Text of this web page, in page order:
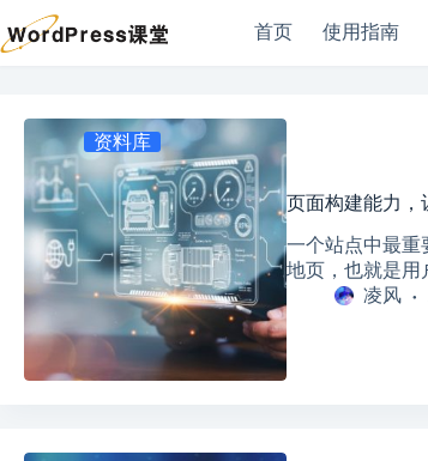
过
Shopping
购物
车里
没有
产
品。
用户名或邮箱地址
密码
记住我 忘记密码？
登录
电子邮件
首页 使用指南
资料库
页面构建能力，
一个站点中最
地页，也就是
凌风